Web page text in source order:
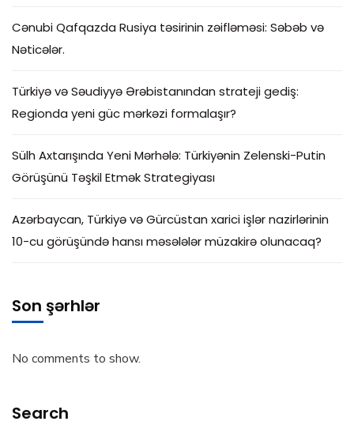
Cənubi Qafqazda Rusiya təsirinin zəifləməsi: Səbəb və
Nəticələr.
Türkiyə və Səudiyyə Ərəbistanından strateji gediş:
Regionda yeni güc mərkəzi formalaşır?
Sülh Axtarışında Yeni Mərhələ: Türkiyənin Zelenski-Putin
Görüşünü Təşkil Etmək Strategiyası
Azərbaycan, Türkiyə və Gürcüstan xarici işlər nazirlərinin
10-cu görüşündə hansı məsələlər müzakirə olunacaq?
Son şərhlər
No comments to show.
Search